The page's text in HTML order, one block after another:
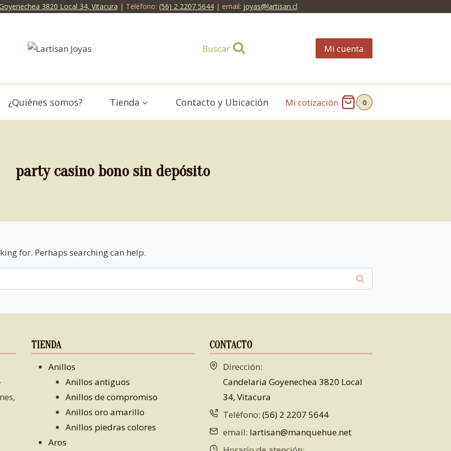
3820 Local 34, Vitacura | Teléfono: (56) 2 2207 5644| email: joyas@lartisan.cl
Buscar Mi cuenta
¿Quiénes somos? Tienda Contacto y Ubicación Mi cotización 0
party casino bono sin depósito
for. Perhaps searching can help.
TIENDA
Anillos
Anillos antiguos
Anillos de compromiso
Anillos oro amarillo
Anillos piedras colores
Aros
CONTACTO
Dirección:
Candelaria Goyenechea 3820 Local
34, Vitacura
Teléfono: (56) 2 2207 5644
email: lartisan@manquehue.net